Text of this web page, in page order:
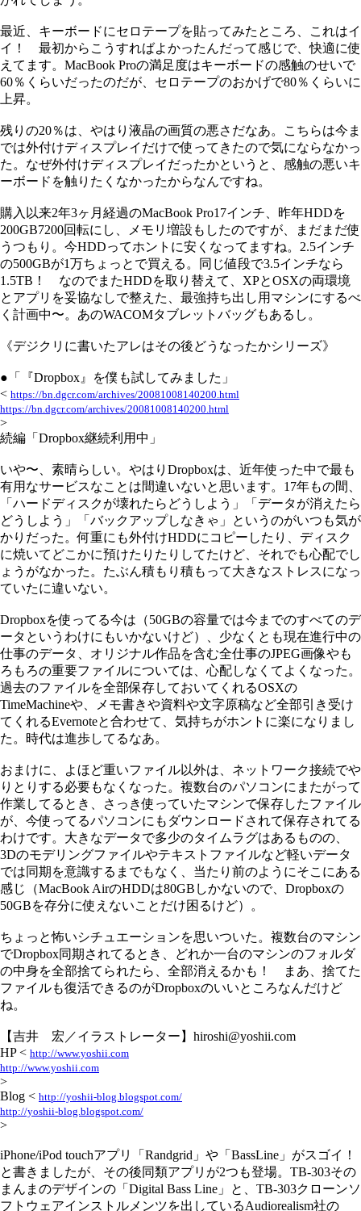
最近、キーボードにセロテープを貼ってみたところ、これはイ
イ！ 最初からこうすればよかったんだって感じで、快適に使
えてます。MacBook Proの満足度はキーボードの感触のせいで
60％くらいだったのだが、セロテープのおかげで80％くらいに
上昇。
残りの20％は、やはり液晶の画質の悪さだなあ。こちらは今ま
では外付けディスプレイだけで使ってきたので気にならなかっ
た。なぜ外付けディスプレイだったかというと、感触の悪いキ
ーボードを触りたくなかったからなんですね。
購入以来2年3ヶ月経過のMacBook Pro17インチ、昨年HDDを
200GB7200回転にし、メモリ増設もしたのですが、まだまだ使
うつもり。今HDDってホントに安くなってますね。2.5インチ
の500GBが1万ちょっとで買える。同じ値段で3.5インチなら
1.5TB！ なのでまたHDDを取り替えて、XPとOSXの両環境
とアプリを妥協なしで整えた、最強持ち出し用マシンにするべ
く計画中〜。あのWACOMタブレットバッグもあるし。
《デジクリに書いたアレはその後どうなったかシリーズ》
●「『Dropbox』を僕も試してみました」
< https://bn.dgcr.com/archives/20081008140200.html
https://bn.dgcr.com/archives/20081008140200.html
>
続編「Dropbox継続利用中」
いや〜、素晴らしい。やはりDropboxは、近年使った中で最も
有用なサービスなことは間違いないと思います。17年もの間、
「ハードディスクが壊れたらどうしよう」「データが消えたら
どうしよう」「バックアップしなきゃ」というのがいつも気が
かりだった。何重にも外付けHDDにコピーしたり、ディスク
に焼いてどこかに預けたりたりしてたけど、それでも心配でし
ょうがなかった。たぶん積もり積もって大きなストレスになっ
ていたに違いない。
Dropboxを使ってる今は（50GBの容量では今までのすべてのデ
ータというわけにもいかないけど）、少なくとも現在進行中の
仕事のデータ、オリジナル作品を含む全仕事のJPEG画像やも
ろもろの重要ファイルについては、心配しなくてよくなった。
過去のファイルを全部保存しておいてくれるOSXの
TimeMachineや、メモ書きや資料や文字原稿など全部引き受け
てくれるEvernoteと合わせて、気持ちがホントに楽になりまし
た。時代は進歩してるなあ。
おまけに、よほど重いファイル以外は、ネットワーク接続でや
りとりする必要もなくなった。複数台のパソコンにまたがって
作業してるとき、さっき使っていたマシンで保存したファイル
が、今使ってるパソコンにもダウンロードされて保存されてる
わけです。大きなデータで多少のタイムラグはあるものの、
3Dのモデリングファイルやテキストファイルなど軽いデータ
では同期を意識するまでもなく、当たり前のようにそこにある
感じ（MacBook AirのHDDは80GBしかないので、Dropboxの
50GBを存分に使えないことだけ困るけど）。
ちょっと怖いシチュエーションを思いついた。複数台のマシン
でDropbox同期されてるとき、どれか一台のマシンのフォルダ
の中身を全部捨てられたら、全部消えるかも！ まあ、捨てた
ファイルも復活できるのがDropboxのいいところなんだけど
ね。
【吉井 宏／イラストレーター】hiroshi@yoshii.com
HP < http://www.yoshii.com
http://www.yoshii.com
>
Blog < http://yoshii-blog.blogspot.com/
http://yoshii-blog.blogspot.com/
>
iPhone/iPod touchアプリ「Randgrid」や「BassLine」がスゴイ！
と書きましたが、その後同類アプリが2つも登場。TB-303その
まんまのデザインの「Digital Bass Line」と、TB-303クローンソ
フトウェアインストルメンツを出しているAudiorealism社の